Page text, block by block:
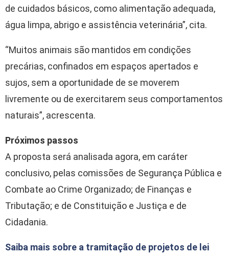
de cuidados básicos, como alimentação adequada,
água limpa, abrigo e assistência veterinária”, cita.
“Muitos animais são mantidos em condições
precárias, confinados em espaços apertados e
sujos, sem a oportunidade de se moverem
livremente ou de exercitarem seus comportamentos
naturais”, acrescenta.
Próximos passos
A proposta será analisada agora, em caráter
conclusivo, pelas comissões de Segurança Pública e
Combate ao Crime Organizado; de Finanças e
Tributação; e de Constituição e Justiça e de
Cidadania.
Saiba mais sobre a tramitação de projetos de lei